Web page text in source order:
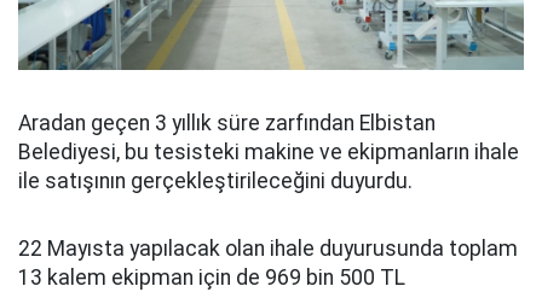
Aradan geçen 3 yıllık süre zarfından Elbistan
Belediyesi, bu tesisteki makine ve ekipmanların ihale
ile satışının gerçekleştirileceğini duyurdu.
22 Mayısta yapılacak olan ihale duyurusunda toplam
13 kalem ekipman için de 969 bin 500 TL